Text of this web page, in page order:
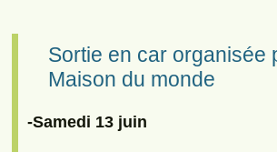
Sortie en car organisée
Maison du monde
-Samedi 13 juin